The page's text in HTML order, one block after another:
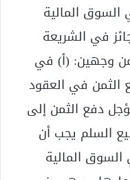
المالية
في الشريعة
من وجهين: (أ) في
الثمن في العقود
دفع الثمن إلى
السلم يجب أن
المالية